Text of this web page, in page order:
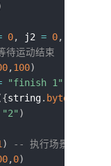
0, j2 = 0,
运动结束
,100)
"finish 1"
{string. byte
"2" )
)
-- 执行场景
,0)